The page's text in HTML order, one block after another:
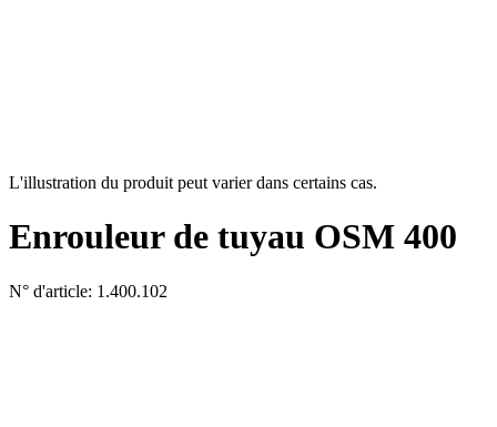
L'illustration du produit peut varier dans certains cas.
Enrouleur de tuyau OSM 400
N° d'article: 1.400.102